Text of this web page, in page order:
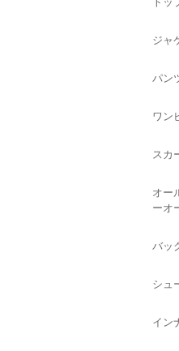
ジャ
パン
ワン
スカ
オー
ーオ
バッ
シュ
イン